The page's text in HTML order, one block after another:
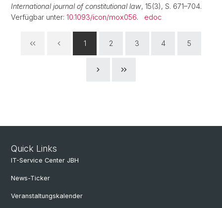
International journal of constitutional law, 15(3), S. 671–704.
Verfügbar unter: 10.1093/icon/mox056. edoc
1 2 3 4 5
Quick Links
IT-Service Center JBH
News-Ticker
Veranstaltungskalender